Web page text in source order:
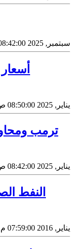
02 سبتمبر, 2025 08:42:00 ص
21 يناير, 2025 08:50:00 ص
ترمب
14 يناير, 2025 08:42:00 ص
النفط
03 يناير, 2016 07:59:00 م